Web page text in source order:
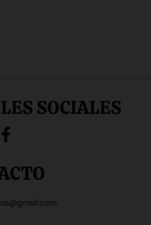
SOCIALES